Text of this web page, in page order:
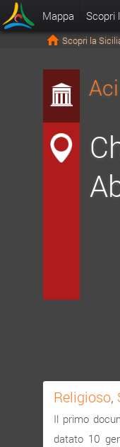
Mappa Scopri
Scopri la
Religioso,
Il primo
datato 10